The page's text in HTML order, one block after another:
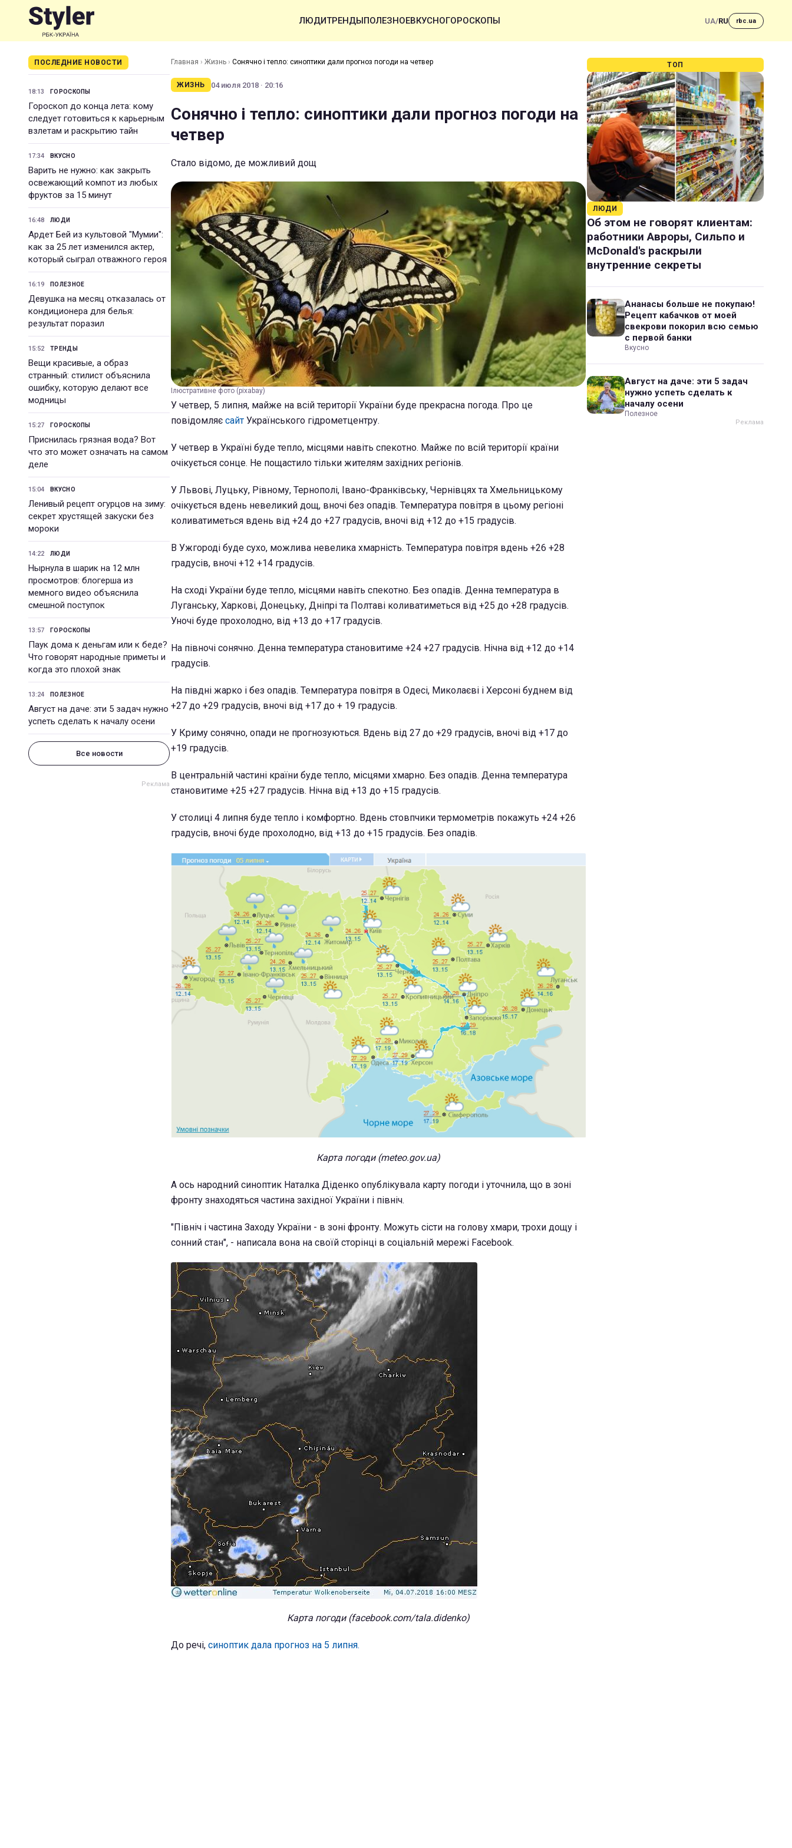
ЛЮДИТРЕНДЫПОЛЕЗНОЕВКУСНОГОРОСКОПЫ UA/RU rbc.ua
ПОСЛЕДНИЕ НОВОСТИ
18:13 ГОРОСКОПЫ
Гороскоп до конца лета: кому
следует готовиться к карьерным
взлетам и раскрытию тайн
17:34 ВКУСНО
Варить не нужно: как закрыть
освежающий компот из любых
фруктов за 15 минут
16:48 ЛЮДИ
Ардет Бей из культовой "Мумии":
как за 25 лет изменился актер,
который сыграл отважного героя
16:19 ПОЛЕЗНОЕ
Девушка на месяц отказалась от
кондиционера для белья:
результат поразил
15:52 ТРЕНДЫ
Вещи красивые, а образ
странный: стилист объяснила
ошибку, которую делают все
модницы
15:27 ГОРОСКОПЫ
Приснилась грязная вода? Вот
что это может означать на самом
деле
15:04 ВКУСНО
Ленивый рецепт огурцов на зиму:
секрет хрустящей закуски без
мороки
14:22 ЛЮДИ
Нырнула в шарик на 12 млн
просмотров: блогерша из
мемного видео объяснила
смешной поступок
13:57 ГОРОСКОПЫ
Паук дома к деньгам или к беде?
Что говорят народные приметы и
когда это плохой знак
13:24 ПОЛЕЗНОЕ
Август на даче: эти 5 задач нужно
успеть сделать к началу осени
Все новости
Главная › Жизнь › Сонячно і тепло: синоптики дали прогноз погоди на четвер
ЖИЗНЬ 04 июля 2018 · 20:16
Сонячно і тепло: синоптики дали прогноз погоди на
четвер
Стало відомо, де можливий дощ
Ілюстративне фото (pixabay)
У четвер, 5 липня, майже на всій території України буде прекрасна погода. Про це
повідомляє сайт Українського гідрометцентру.
У четвер в Україні буде тепло, місцями навіть спекотно. Майже по всій території країни
очікується сонце. Не пощастило тільки жителям західних регіонів.
У Львові, Луцьку, Рівному, Тернополі, Івано-Франківську, Чернівцях та Хмельницькому
очікується вдень невеликий дощ, вночі без опадів. Температура повітря в цьому регіоні
коливатиметься вдень від +24 до +27 градусів, вночі від +12 до +15 градусів.
В Ужгороді буде сухо, можлива невелика хмарність. Температура повітря вдень +26 +28
градусів, вночі +12 +14 градусів.
На сході України буде тепло, місцями навіть спекотно. Без опадів. Денна температура в
Луганську, Харкові, Донецьку, Дніпрі та Полтаві коливатиметься від +25 до +28 градусів.
Уночі буде прохолодно, від +13 до +17 градусів.
На півночі сонячно. Денна температура становитиме +24 +27 градусів. Нічна від +12 до +14
градусів.
На півдні жарко і без опадів. Температура повітря в Одесі, Миколаєві і Херсоні буднем від
+27 до +29 градусів, вночі від +17 до + 19 градусів.
У Криму сонячно, опади не прогнозуються. Вдень від 27 до +29 градусів, вночі від +17 до
+19 градусів.
В центральній частині країни буде тепло, місцями хмарно. Без опадів. Денна температура
становитиме +25 +27 градусів. Нічна від +13 до +15 градусів.
У столиці 4 липня буде тепло і комфортно. Вдень стовпчики термометрів покажуть +24 +26
градусів, вночі буде прохолодно, від +13 до +15 градусів. Без опадів.
Карта погоди (meteo.gov.ua)
А ось народний синоптик Наталка Діденко опублікувала карту погоди і уточнила, що в зоні
фронту знаходяться частина західної України і північ.
"Північ і частина Заходу України - в зоні фронту. Можуть сісти на голову хмари, трохи дощу і
сонний стан", - написала вона на своїй сторінці в соціальній мережі Facebook.
Карта погоди (facebook.com/tala.didenko)
До речі, синоптик дала прогноз на 5 липня.
ТОП
ЛЮДИ
Об этом не говорят клиентам:
работники Авроры, Сильпо и
McDonald's раскрыли
внутренние секреты
Ананасы больше не покупаю!
Рецепт кабачков от моей
свекрови покорил всю семью
с первой банки
Вкусно
Август на даче: эти 5 задач
нужно успеть сделать к
началу осени
Полезное